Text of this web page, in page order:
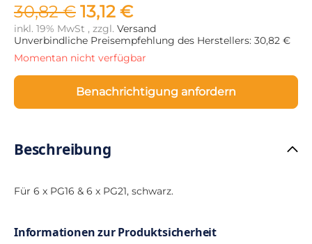
30,82 € 13,12 €
inkl. 19% MwSt , zzgl. Versand
Unverbindliche Preisempfehlung des Herstellers: 30,82 €
Momentan nicht verfügbar
Benachrichtigung anfordern
Beschreibung
Für 6 x PG16 & 6 x PG21, schwarz.
Informationen zur Produktsicherheit